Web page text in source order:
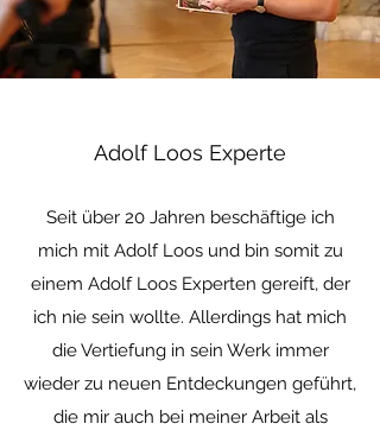
Adolf Loos Experte
Seit über 20 Jahren beschäftige ich
mich mit Adolf Loos und bin somit zu
einem Adolf Loos Experten gereift, der
ich nie sein wollte. Allerdings hat mich
die Vertiefung in sein Werk immer
wieder zu neuen Entdeckungen geführt,
die mir auch bei meiner Arbeit als